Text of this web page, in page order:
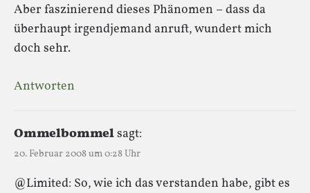
Aber faszinierend dieses Phänomen – dass da
überhaupt irgendjemand anruft, wundert mich
doch sehr.
Antworten
Ommelbommelsagt:
20. Februar 2008 um 0:28 Uhr
@Limited: So, wie ich das verstanden habe, gibt es